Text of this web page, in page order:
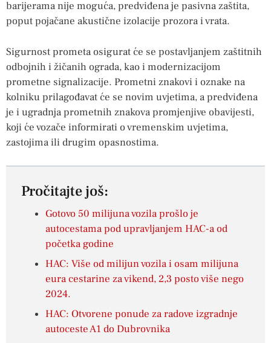
barijerama nije moguća, predviđena je pasivna zaštita,
poput pojačane akustične izolacije prozora i vrata.
Sigurnost prometa osigurat će se postavljanjem zaštitnih
odbojnih i žičanih ograda, kao i modernizacijom
prometne signalizacije. Prometni znakovi i oznake na
kolniku prilagođavat će se novim uvjetima, a predviđena
je i ugradnja prometnih znakova promjenjive obavijesti,
koji će vozače informirati o vremenskim uvjetima,
zastojima ili drugim opasnostima.
Pročitajte još:
Gotovo 50 milijuna vozila prošlo je
autocestama pod upravljanjem HAC-a od
početka godine
HAC: Više od milijun vozila i osam milijuna
eura cestarine za vikend, 2,3 posto više nego
2024.
HAC: Otvorene ponude za radove izgradnje
autoceste A1 do Dubrovnika